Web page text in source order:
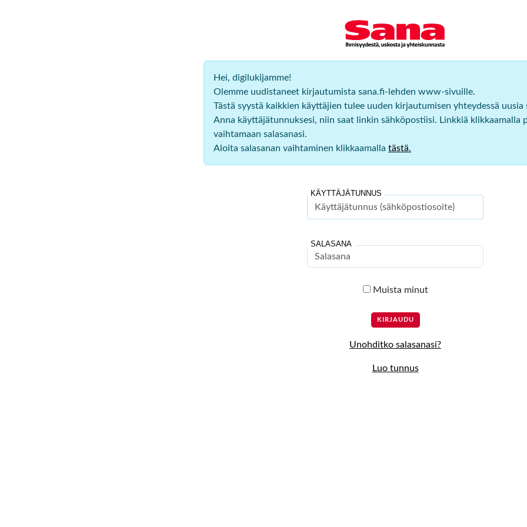
Hei, digilukijamme!
Olemme uudistaneet kirjautumista sana.fi-lehden www-sivuille.
Tästä syystä kaikkien käyttäjien tulee uuden kirjautumisen yhteydessä uusia
Anna käyttäjätunnuksesi, niin saat linkin sähköpostiisi. Linkkiä klikkaamalla
vaihtamaan salasanasi.
Aloita salasanan vaihtaminen klikkaamalla tästä.
KÄYTTÄJÄTUNNUS
SALASANA
Muista minut
Unohditko salasanasi?
Luo tunnus